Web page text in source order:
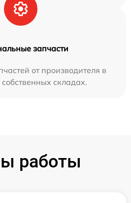
запчасти
от производителя в
складах.
работы